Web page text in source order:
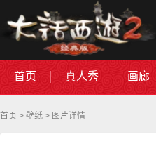
首页 真人秀 画廊
首页 > 壁纸 > 图片详情